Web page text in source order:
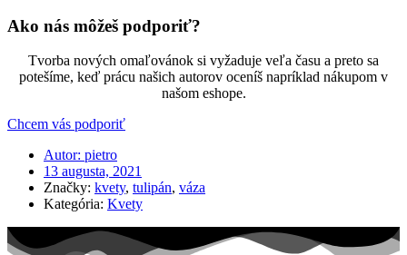
Ako nás môžeš podporiť?
Tvorba nových omaľovánok si vyžaduje veľa času a preto sa
potešíme, keď prácu našich autorov oceníš napríklad nákupom v
našom eshope.
Chcem vás podporiť
Autor: pietro
13 augusta, 2021
Značky: kvety, tulipán, váza
Kategória: Kvety